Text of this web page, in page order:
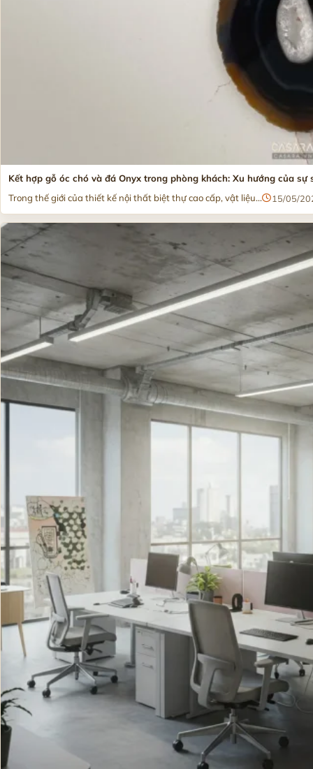
Kết hợp gỗ óc chó và đá Onyx trong phòng khách: Xu hướng của sự
Trong thế giới của thiết kế nội thất biệt thự cao cấp, vật liệu...
15/05/